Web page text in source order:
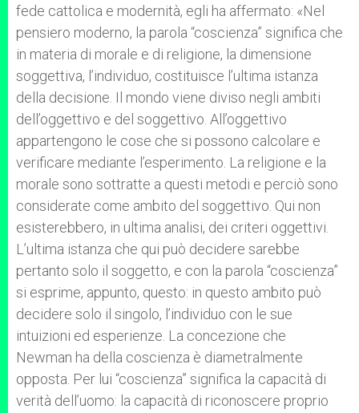
fede cattolica e modernità, egli ha affermato: «Nel
pensiero moderno, la parola “coscienza” significa che
in materia di morale e di religione, la dimensione
soggettiva, l’individuo, costituisce l’ultima istanza
della decisione. Il mondo viene diviso negli ambiti
dell’oggettivo e del soggettivo. All’oggettivo
appartengono le cose che si possono calcolare e
verificare mediante l’esperimento. La religione e la
morale sono sottratte a questi metodi e perciò sono
considerate come ambito del soggettivo. Qui non
esisterebbero, in ultima analisi, dei criteri oggettivi.
L’ultima istanza che qui può decidere sarebbe
pertanto solo il soggetto, e con la parola “coscienza”
si esprime, appunto, questo: in questo ambito può
decidere solo il singolo, l’individuo con le sue
intuizioni ed esperienze. La concezione che
Newman ha della coscienza è diametralmente
opposta. Per lui “coscienza” significa la capacità di
verità dell’uomo: la capacità di riconoscere proprio